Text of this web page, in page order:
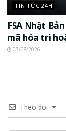
TIN TỨC 24H
FSA Nhật
mã hóa trì
07/08/2026
Theo dõi